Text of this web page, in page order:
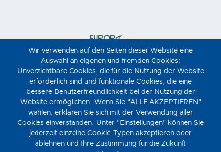
Wir verwenden auf den Seiten dieser Website eine
Auswahl an eigenen und fremden Cookies:
Unverzichtbare Cookies, die für die Nutzung der Website
erforderlich sind und funktionale Cookies, die eine
bessere Benutzerfreundlichkeit bei der Nutzung der
Website ermöglichen. Wenn Sie "ALLE AKZEPTIEREN"
wählen, erklären Sie sich mit der Verwendung aller
Cookies einverstanden. Unter "Einstellungen" können Sie
jederzeit einzelne Cookie-Typen akzeptieren oder
ablehnen und Ihre Zustimmung für die Zukunft